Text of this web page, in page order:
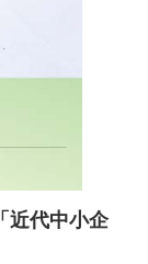
「近代中小企